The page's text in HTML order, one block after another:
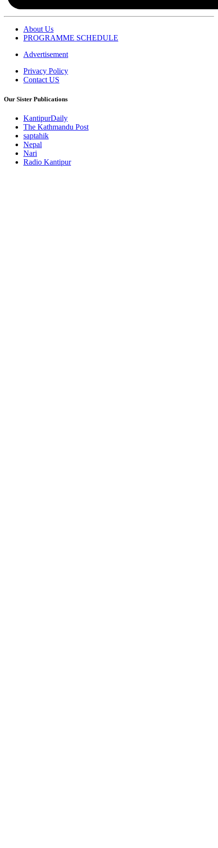
About Us
PROGRAMME SCHEDULE
Advertisement
Privacy Policy
Contact US
Our Sister Publications
KantipurDaily
The Kathmandu Post
saptahik
Nepal
Nari
Radio Kantipur